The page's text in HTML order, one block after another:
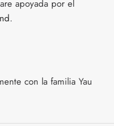
apoyada por el
.
con la familia Yau